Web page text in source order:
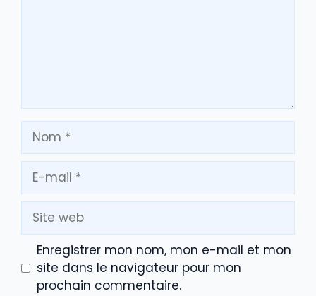
Nom
mail
Site
web
Enregistrer mon nom, mon e-mail et mon
site dans le navigateur pour mon
prochain commentaire.